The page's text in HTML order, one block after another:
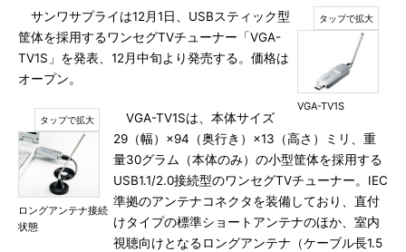
VGA-TV1S
サンワサプライは12月1日、USBスティック型
筐体を採用するワンセグTVチューナー「VGA-
TV1S」を発表、12月中旬より発売する。価格は
オープン。
ロングアンテナ接続
状態
VGA-TV1Sは、本体サイズ
29（幅）×94（奥行き）×13（高さ）ミリ、重
量30グラム（本体のみ）の小型筐体を採用する
USB1.1/2.0接続型のワンセグTVチューナー。IEC
準拠のアンテナコネクタを装備しており、直付
けタイプの標準ショートアンテナのほか、室内
視聴向けとなるロングアンテナ（ケーブル長1.5